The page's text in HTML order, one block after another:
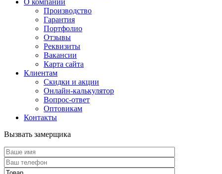
О компании
Производство
Гарантия
Портфолио
Отзывы
Реквизиты
Вакансии
Карта сайта
Клиентам
Скидки и акции
Онлайн-калькулятор
Вопрос-ответ
Оптовикам
Контакты
Вызвать замерщика